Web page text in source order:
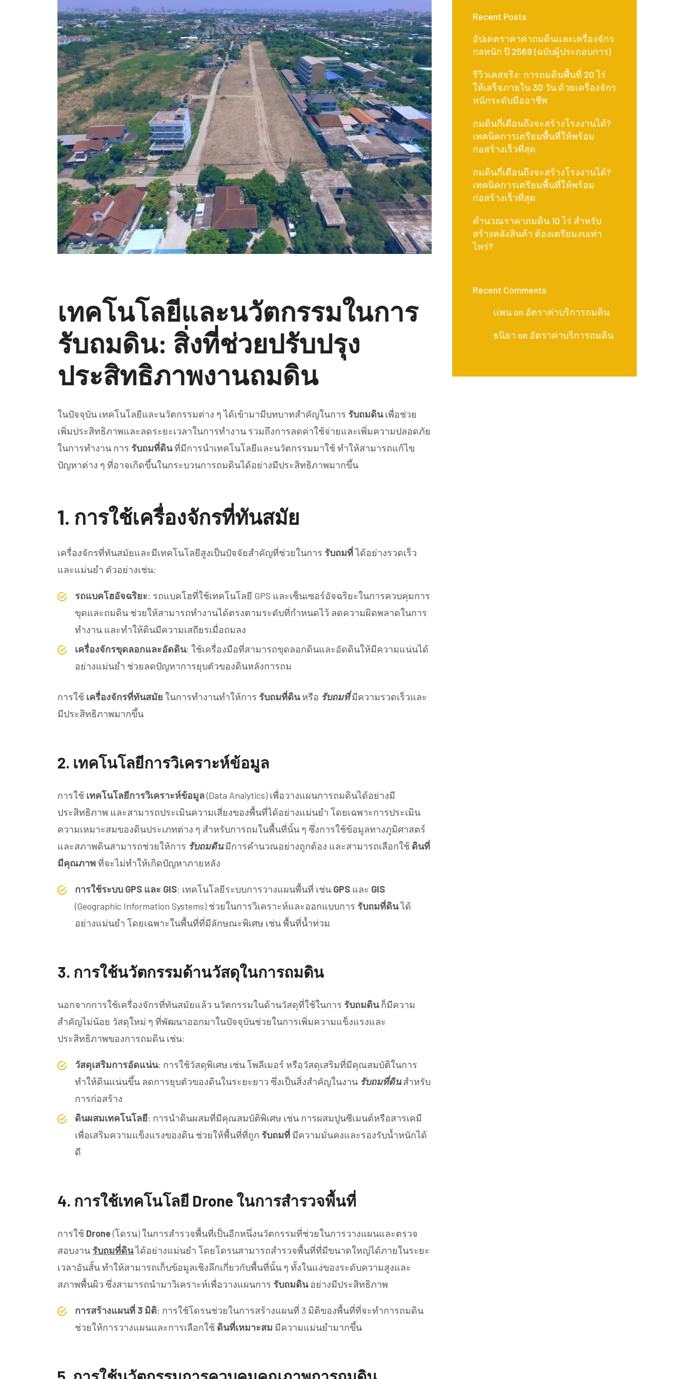
เทคโนโลยีและนวัตกรรมในการ
รับถมดิน: สิ่งที่ช่วยปรับปรุง
ประสิทธิภาพงานถมดิน
ในปัจจุบัน เทคโนโลยีและนวัตกรรมต่าง ๆ ได้เข้ามามีบทบาทสำคัญในการ รับถมดินเพื่อช่วย
เพิ่มประสิทธิภาพและลดระยะเวลาในการทำงาน รวมถึงการลดค่าใช้จ่ายและเพิ่มความปลอดภัย
ในการทำงาน การ รับถมที่ดินที่มีการนำเทคโนโลยีและนวัตกรรมมาใช้ ทำให้สามารถแก้ไข
ปัญหาต่าง ๆ ที่อาจเกิดขึ้นในกระบวนการถมดินได้อย่างมีประสิทธิภาพมากขึ้น
1. การใช้เครื่องจักรที่ทันสมัย
เครื่องจักรที่ทันสมัยและมีเทคโนโลยีสูงเป็นปัจจัยสำคัญที่ช่วยในการ รับถมที่ได้อย่างรวดเร็ว
และแม่นยำ ตัวอย่างเช่น:
รถแบคโฮอัจฉริยะ: รถแบคโฮที่ใช้เทคโนโลยี GPS และเซ็นเซอร์อัจฉริยะในการควบคุมการ
ขุดและถมดิน ช่วยให้สามารถทำงานได้ตรงตามระดับที่กำหนดไว้ ลดความผิดพลาดในการ
ทำงาน และทำให้ดินมีความเสถียรเมื่อถมลง
เครื่องจักรขุดลอกและอัดดิน: ใช้เครื่องมือที่สามารถขุดลอกดินและอัดดินให้มีความแน่นได้
อย่างแม่นยำ ช่วยลดปัญหาการยุบตัวของดินหลังการถม
การใช้ เครื่องจักรที่ทันสมัย ในการทำงานทำให้การ รับถมที่ดินหรือ รับถมที่มีความรวดเร็วและ
มีประสิทธิภาพมากขึ้น
2. เทคโนโลยีการวิเคราะห์ข้อมูล
การใช้ เทคโนโลยีการวิเคราะห์ข้อมูล(Data Analytics) เพื่อวางแผนการถมดินได้อย่างมี
ประสิทธิภาพ และสามารถประเมินความเสี่ยงของพื้นที่ได้อย่างแม่นยำ โดยเฉพาะการประเมิน
ความเหมาะสมของดินประเภทต่าง ๆ สำหรับการถมในพื้นที่นั้น ๆ ซึ่งการใช้ข้อมูลทางภูมิศาสตร์
และสภาพดินสามารถช่วยให้การ รับถมดินมีการคำนวณอย่างถูกต้อง และสามารถเลือกใช้ ดินที่
มีคุณภาพที่จะไม่ทำให้เกิดปัญหาภายหลัง
การใช้ระบบ GPS และ GIS: เทคโนโลยีระบบการวางแผนพื้นที่ เช่น GPS และ GIS
(Geographic Information Systems) ช่วยในการวิเคราะห์และออกแบบการ รับถมที่ดินได้
อย่างแม่นยำ โดยเฉพาะในพื้นที่ที่มีลักษณะพิเศษ เช่น พื้นที่น้ำท่วม
3. การใช้นวัตกรรมด้านวัสดุในการถมดิน
นอกจากการใช้เครื่องจักรที่ทันสมัยแล้ว นวัตกรรมในด้านวัสดุที่ใช้ในการ รับถมดินก็มีความ
สำคัญไม่น้อย วัสดุใหม่ ๆ ที่พัฒนาออกมาในปัจจุบันช่วยในการเพิ่มความแข็งแรงและ
ประสิทธิภาพของการถมดิน เช่น:
วัสดุเสริมการอัดแน่น: การใช้วัสดุพิเศษ เช่น โพลีเมอร์ หรือวัสดุเสริมที่มีคุณสมบัติในการ
ทำให้ดินแน่นขึ้น ลดการยุบตัวของดินในระยะยาว ซึ่งเป็นสิ่งสำคัญในงาน รับถมที่ดินสำหรับ
การก่อสร้าง
ดินผสมเทคโนโลยี: การนำดินผสมที่มีคุณสมบัติพิเศษ เช่น การผสมปูนซีเมนต์หรือสารเคมี
เพื่อเสริมความแข็งแรงของดิน ช่วยให้พื้นที่ที่ถูก รับถมที่ มีความมั่นคงและรองรับน้ำหนักได้
ดี
4. การใช้เทคโนโลยี Drone ในการสำรวจพื้นที่
การใช้ Drone(โดรน) ในการสำรวจพื้นที่เป็นอีกหนึ่งนวัตกรรมที่ช่วยในการวางแผนและตรวจ
สอบงาน รับถมที่ดินได้อย่างแม่นยำ โดยโดรนสามารถสำรวจพื้นที่ที่มีขนาดใหญ่ได้ภายในระยะ
เวลาอันสั้น ทำให้สามารถเก็บข้อมูลเชิงลึกเกี่ยวกับพื้นที่นั้น ๆ ทั้งในแง่ของระดับความสูงและ
สภาพพื้นผิว ซึ่งสามารถนำมาวิเคราะห์เพื่อวางแผนการ รับถมดินอย่างมีประสิทธิภาพ
การสร้างแผนที่ 3 มิติ: การใช้โดรนช่วยในการสร้างแผนที่ 3 มิติของพื้นที่ที่จะทำการถมดิน
ช่วยให้การวางแผนและการเลือกใช้ ดินที่เหมาะสม มีความแม่นยำมากขึ้น
Recent Posts
อัปเดตราคาค่าถมดินและเครื่องจักร
กลหนัก ปี 2569 (ฉบับผู้ประกอบการ)
รีวิวเคสจริง: การถมดินพื้นที่ 20 ไร่
ให้เสร็จภายใน 30 วัน ด้วยเครื่องจักร
หนักระดับมืออาชีพ
ถมดินกี่เดือนถึงจะสร้างโรงงานได้?
เทคนิคการเตรียมพื้นที่ให้พร้อม
ก่อสร้างเร็วที่สุด
ถมดินกี่เดือนถึงจะสร้างโรงงานได้?
เทคนิคการเตรียมพื้นที่ให้พร้อม
ก่อสร้างเร็วที่สุด
คำนวณราคาถมดิน 10 ไร่ สำหรับ
สร้างคลังสินค้า ต้องเตรียมงบเท่า
ไหร่?
Recent Comments
เเพน on อัตราค่าบริการถมดิน
ธนิยา on อัตราค่าบริการถมดิน